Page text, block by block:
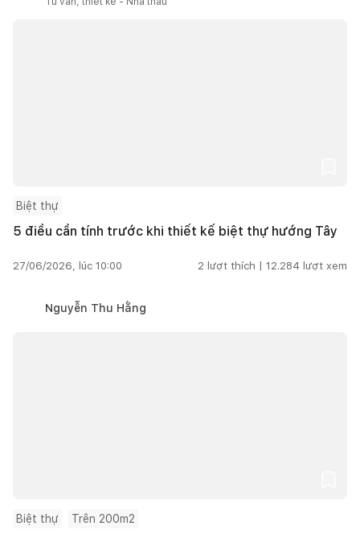
Biệt thự
5 điều cần tính trước khi thiết kế biệt thự hướng Tây
27/06/2026, lúc 10:00 2 lượt thích | 12.284 lượt xem
Nguyễn Thu Hằng
Biệt thự Trên 200m2